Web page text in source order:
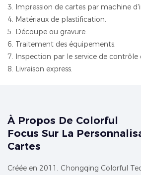
3. Impression de cartes par machine
4. Matériaux de plastification.
5. Découpe ou gravure.
6. Traitement des équipements.
7. Inspection par le service de contrôle
8. Livraison express.
À Propos De Colorful
Focus Sur La
Cartes
Créée en 2011, Chongqing Colorful